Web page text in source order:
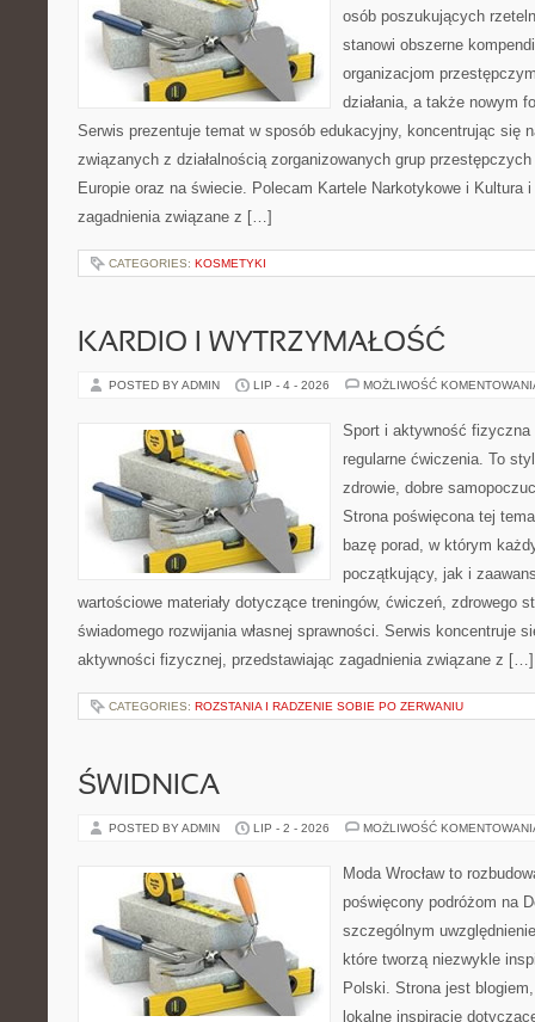
osób poszukujących
stanowi obszerne
organizacjom
działania, a także nowym
Serwis prezentuje temat w sposób edukacyjny, koncentrując się
związanych z działalnością zorganizowanych grup
Europie oraz na świecie. Polecam Kartele Narkotykowe i Kultura
zagadnienia związane z […]
CATEGORIES: KOSMETYKI
KARDIO I WYTRZYMAŁOŚĆ
POSTED BY ADMIN LIP - 4 - 2026 MOŻLIWOŚĆ
Sport i aktywność
regularne ćwiczenia. To
zdrowie, dobre
Strona poświęcona tej
bazę porad, w którym
początkujący, jak i
wartościowe materiały dotyczące treningów, ćwiczeń, zdrowego
świadomego rozwijania własnej sprawności. Serwis koncentruje
aktywności fizycznej, przedstawiając zagadnienia związane z […]
CATEGORIES: ROZSTANIA I RADZENIE SOBIE PO ZERWANIU
ŚWIDNICA
POSTED BY ADMIN LIP - 2 - 2026 MOŻLIWOŚĆ
Moda Wrocław to
poświęcony podróżom na
szczególnym
które tworzą niezwykle
Polski. Strona jest
lokalne inspiracje